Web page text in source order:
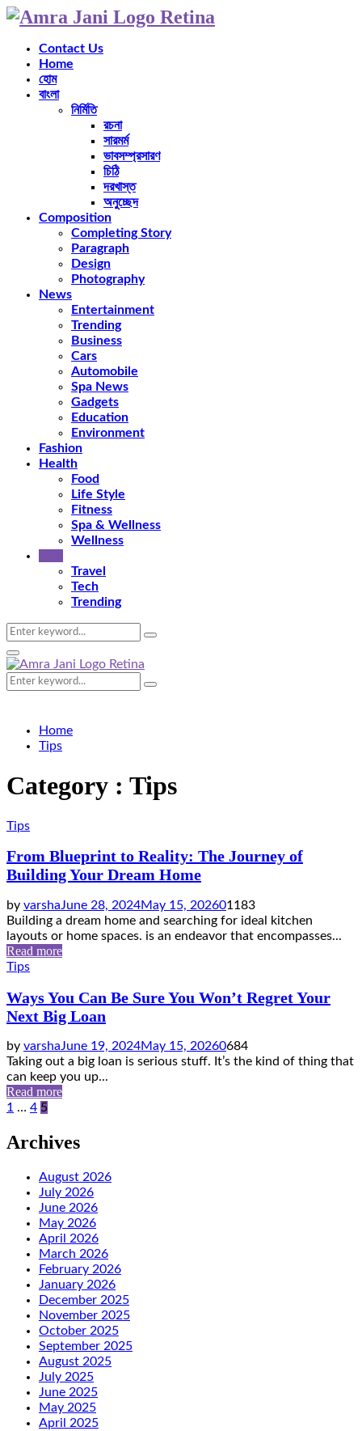
Contact Us
Home
হোম
বাংলা
নির্মিতি
রচনা
সারমর্ম
ভাবসম্প্রসারণ
চিঠি
দরখাস্ত
অনুচ্ছেদ
Composition
Completing Story
Paragraph
Design
Photography
News
Entertainment
Trending
Business
Cars
Automobile
Spa News
Gadgets
Education
Environment
Fashion
Health
Food
Life Style
Fitness
Spa & Wellness
Wellness
Travel
Tech
Trending
Search
for:
Search
Primary
Menu
Search
for:
Search
Home
Tips
Category : Tips
Tips
From Blueprint to Reality: The Journey of
Building Your Dream Home
by varshaJune 28, 2024May 15, 202601183
Building a dream home and searching for ideal kitchen
layouts or home spaces. is an endeavor that encompasses...
Read more
Tips
Ways You Can Be Sure You Won’t Regret Your
Next Big Loan
by varshaJune 19, 2024May 15, 20260684
Taking out a big loan is serious stuff. It’s the kind of thing that
can keep you up...
Read more
Posts
pagination
1 … 4 5
Archives
August 2026
July 2026
June 2026
May 2026
April 2026
March 2026
February 2026
January 2026
December 2025
November 2025
October 2025
September 2025
August 2025
July 2025
June 2025
May 2025
April 2025